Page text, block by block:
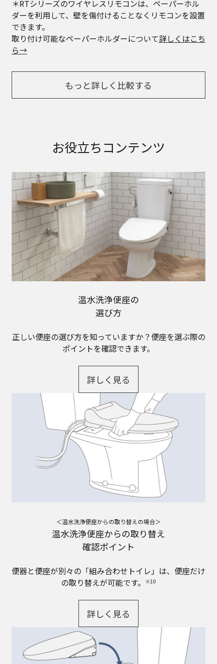
＊RTシリーズのワイヤレスリモコンは、ペーパーホル
ダーを利用して、壁を傷付けることなくリモコンを設置
できます。
​取り付け可能なペーパーホルダーについて詳しくはこち
ら→
もっと詳しく比較する
お役立ちコンテンツ
温水洗浄便座の
選び方
正しい便座の選び方を知っていますか？便座を選ぶ際の
ポイントを確認できます。
詳しく見る
＜温水洗浄便座からの取り替えの場合＞
温水洗浄便座からの取り替え
確認ポイント​
便器と便座が別々の「組み合わせトイレ」は、便座だけ
の取り替えが可能です。​
※10
詳しく見る